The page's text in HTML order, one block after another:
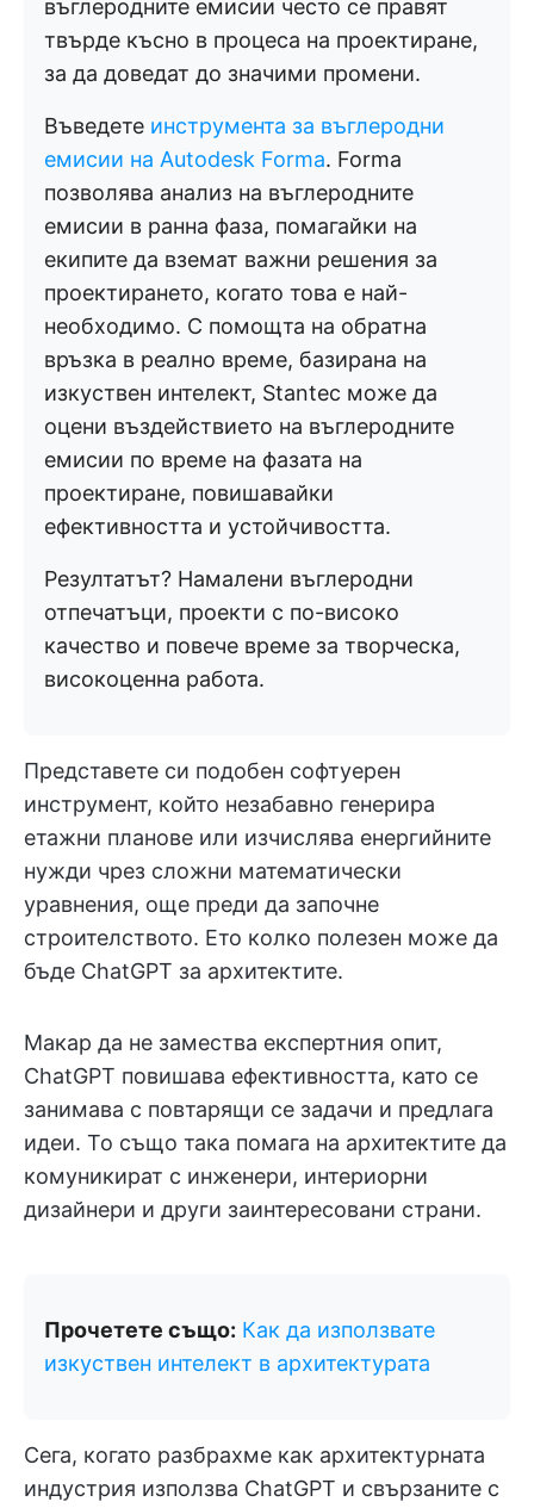
въглеродните емисии често се правят
твърде късно в процеса на проектиране,
за да доведат до значими промени.
Въведете инструмента за въглеродни
емисии на Autodesk Forma. Forma
позволява анализ на въглеродните
емисии в ранна фаза, помагайки на
екипите да вземат важни решения за
проектирането, когато това е най-
необходимо. С помощта на обратна
връзка в реално време, базирана на
изкуствен интелект, Stantec може да
оцени въздействието на въглеродните
емисии по време на фазата на
проектиране, повишавайки
ефективността и устойчивостта.
Резултатът? Намалени въглеродни
отпечатъци, проекти с по-високо
качество и повече време за творческа,
високоценна работа.
Представете си подобен софтуерен
инструмент, който незабавно генерира
етажни планове или изчислява енергийните
нужди чрез сложни математически
уравнения, още преди да започне
строителството. Ето колко полезен може да
бъде ChatGPT за архитектите.
Макар да не замества експертния опит,
ChatGPT повишава ефективността, като се
занимава с повтарящи се задачи и предлага
идеи. То също така помага на архитектите да
комуникират с инженери, интериорни
дизайнери и други заинтересовани страни.
Прочетете също: Как да използвате
изкуствен интелект в архитектурата
Сега, когато разбрахме как архитектурната
индустрия използва ChatGPT и свързаните с